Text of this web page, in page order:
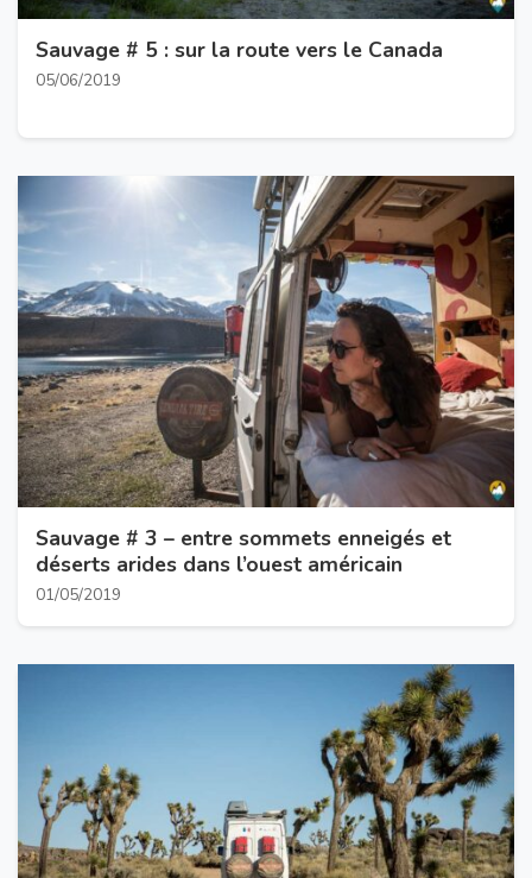
Sauvage # 5 : sur la route vers le Canada
05/06/2019
Sauvage # 3 – entre sommets enneigés et
déserts arides dans l’ouest américain
01/05/2019